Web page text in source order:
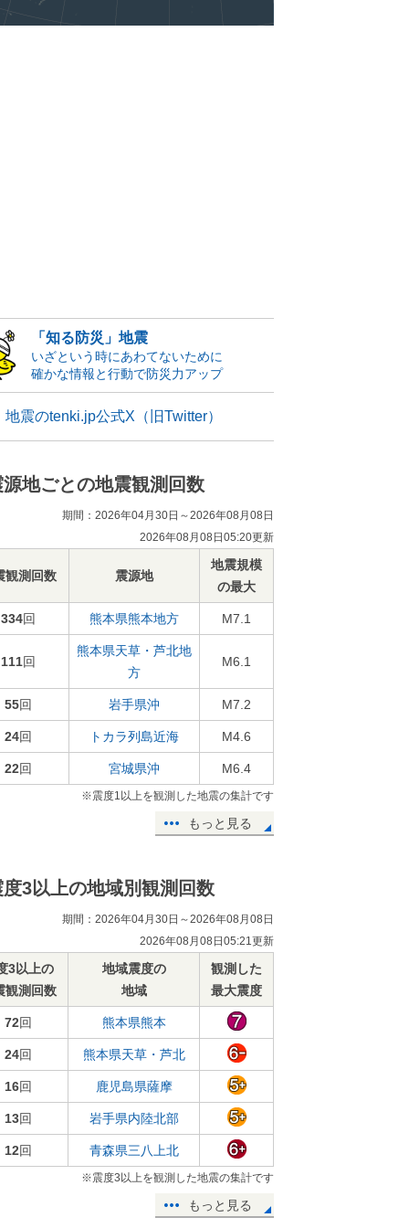
「知る防災」地震
いざという時にあわてないために
確かな情報と行動で防災力アップ
地震のtenki.jp公式X（旧Twitter）
源地ごとの地震観測回数
期間：2026年04月30日～2026年08月08日
2026年08月08日05:20更新
観測回数 震源地
地震規模
の最大
334回 熊本県熊本地方 M7.1
111回
熊本県天草・芦北地
方
M6.1
55回 岩手県沖 M7.2
24回 トカラ列島近海 M4.6
22回 宮城県沖 M6.4
※震度1以上を観測した地震の集計です
もっと見る
度3以上の地域別観測回数
期間：2026年04月30日～2026年08月08日
2026年08月08日05:21更新
3以上の
観測回数
地域震度の
地域
観測した
最大震度
72回 熊本県熊本
24回 熊本県天草・芦北
16回 鹿児島県薩摩
13回 岩手県内陸北部
12回 青森県三八上北
※震度3以上を観測した地震の集計です
もっと見る